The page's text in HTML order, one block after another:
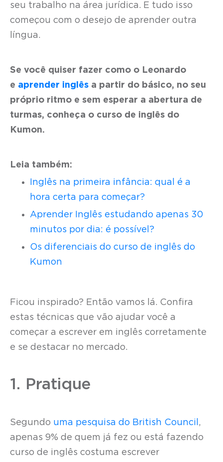
seu trabalho na área jurídica. E tudo isso
começou com o desejo de aprender outra
língua.
Se você quiser fazer como o Leonardo
e aprender inglês a partir do básico, no seu
próprio ritmo e sem esperar a abertura de
turmas, conheça o curso de inglês do
Kumon.
Leia também:
Inglês na primeira infância: qual é a
hora certa para começar?
Aprender Inglês estudando apenas 30
minutos por dia: é possível?
Os diferenciais do curso de inglês do
Kumon
Ficou inspirado? Então vamos lá. Confira
estas técnicas que vão ajudar você a
começar a escrever em inglês corretamente
e se destacar no mercado.
1. Pratique
Segundo uma pesquisa do British Council ,
apenas 9% de quem já fez ou está fazendo
curso de inglês costuma escrever